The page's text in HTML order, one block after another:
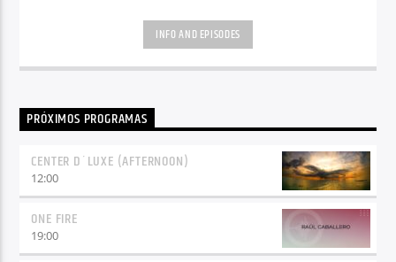
INFO AND EPISODES
PRÓXIMOS PROGRAMAS
CENTER D´LUXE (AFTERNOON)
12:00
ONE FIRE
19:00